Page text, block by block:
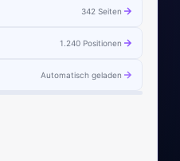
342 Seiten
1.240 Positionen
Automatisch geladen